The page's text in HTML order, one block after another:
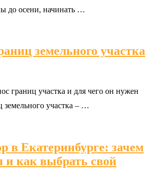
до осени, начинать …
земельного участка
границ участка и для чего он нужен
участка – …
в Екатеринбурге: зачем
и как выбрать свой